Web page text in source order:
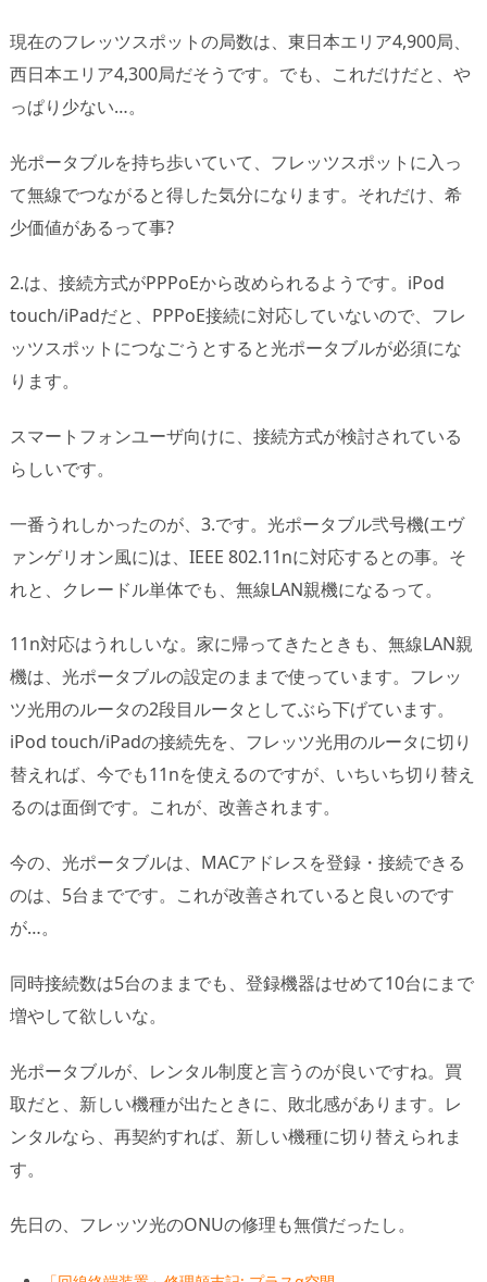
現在のフレッツスポットの局数は、東日本エリア4,900局、
西日本エリア4,300局だそうです。でも、これだけだと、や
っぱり少ない…。
光ポータブルを持ち歩いていて、フレッツスポットに入っ
て無線でつながると得した気分になります。それだけ、希
少価値があるって事?
2.は、接続方式がPPPoEから改められるようです。iPod
touch/iPadだと、PPPoE接続に対応していないので、フレ
ッツスポットにつなごうとすると光ポータブルが必須にな
ります。
スマートフォンユーザ向けに、接続方式が検討されている
らしいです。
一番うれしかったのが、3.です。光ポータブル弐号機(エヴ
ァンゲリオン風に)は、IEEE 802.11nに対応するとの事。そ
れと、クレードル単体でも、無線LAN親機になるって。
11n対応はうれしいな。家に帰ってきたときも、無線LAN親
機は、光ポータブルの設定のままで使っています。フレッ
ツ光用のルータの2段目ルータとしてぶら下げています。
iPod touch/iPadの接続先を、フレッツ光用のルータに切り
替えれば、今でも11nを使えるのですが、いちいち切り替え
るのは面倒です。これが、改善されます。
今の、光ポータブルは、MACアドレスを登録・接続できる
のは、5台までです。これが改善されていると良いのです
が…。
同時接続数は5台のままでも、登録機器はせめて10台にまで
増やして欲しいな。
光ポータブルが、レンタル制度と言うのが良いですね。買
取だと、新しい機種が出たときに、敗北感があります。レ
ンタルなら、再契約すれば、新しい機種に切り替えられま
す。
先日の、フレッツ光のONUの修理も無償だったし。